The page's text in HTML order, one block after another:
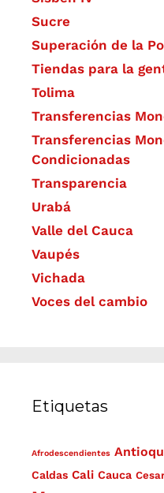
Sucre
Superación de la
Tiendas para la
Tolima
Transferencias
Transferencias
Condicionadas
Transparencia
Urabá
Valle del Cauca
Vaupés
Vichada
Voces del cambio
Etiquetas
Afrodescendientes
Caldas Cali Cauca